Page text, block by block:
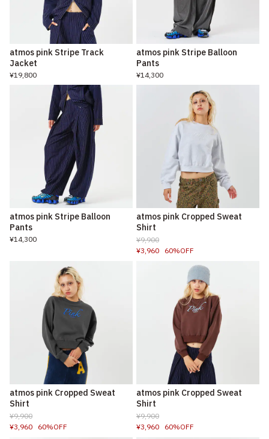
atmos pink Stripe Track
Jacket
¥19,800
atmos pink Stripe Balloon
Pants
¥14,300
atmos pink Stripe Balloon
Pants
¥14,300
atmos pink Cropped Sweat
Shirt
¥9,900
¥3,960
60%OFF
atmos pink Cropped Sweat
Shirt
¥9,900
¥3,960
60%OFF
atmos pink Cropped Sweat
Shirt
¥9,900
¥3,960
60%OFF